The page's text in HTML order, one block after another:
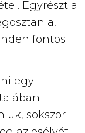
Egyrészt a
fontos
egy
sokszor